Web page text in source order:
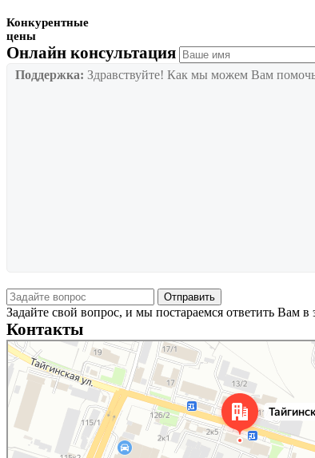
Конкурентные
цены
Онлайн консультация
Поддержка: Здравствуйте! Как мы можем Вам
Задайте свой вопрос, и мы постараемся ответить Вам
Контакты
Новосибирск
Тайгинская улица, 2 на карте Новосибирска — Яндекс Карты